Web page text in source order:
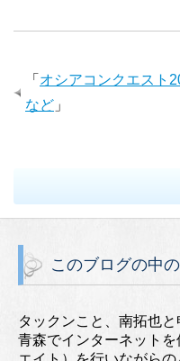
「 オシアコンクエスト
など 」
このブログの中
タックンこと、南拓也と
青森でインターネット